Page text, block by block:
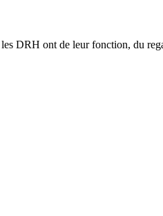
DRH ont de leur fonction, du